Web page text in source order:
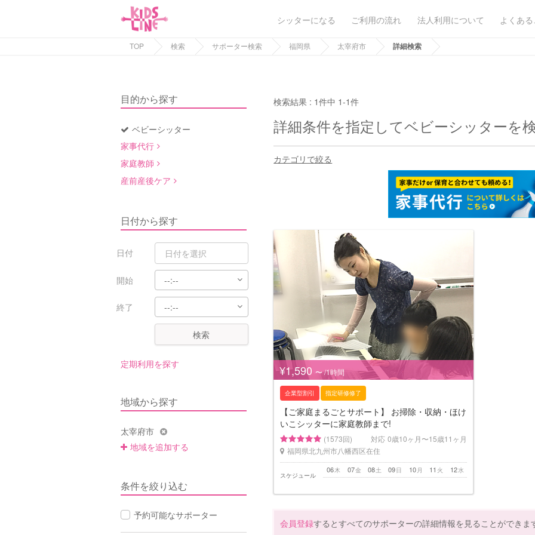
シッターになる ご利用の流れ 法人利用について よくあ
TOP 検索 サポーター検索 福岡県 太宰府市 詳細検索
目的から探す
ベビーシッター
家事代行
家庭教師
産前産後ケア
日付から探す
日付
開始
終了
検索
定期利用を探す
地域から探す
太宰府市
地域を追加する
条件を絞り込む
予約可能なサポーター
検索結果 : 1件中 1-1件
詳細条件を指定してベビーシッターを
カテゴリで絞る
¥1,590 〜 /1時間
企業型割引 指定研修修了
【ご家庭まるごとサポート】 お掃除・収納・ほけ
いこシッターに家庭教師まで!
(1573回) 対応 0歳10ヶ月〜15歳11ヶ月
福岡県北九州市八幡西区在住
スケジュール
木
06 金
07 土
08 日
09 月
10 火
11 水
12
会員登録するとすべてのサポーターの詳細情報を見ることができま